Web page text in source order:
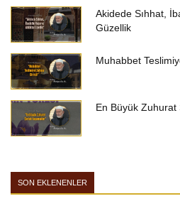
Akidede Sıhhat,
Güzellik
Muhabbet
En Büyük Zuhurat
SON EKLENENLER